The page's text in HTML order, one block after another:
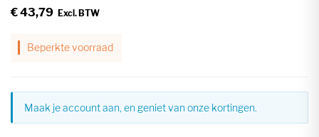
de
gallerij
€ 43,79
Beperkte voorraad
Maak je account aan, en geniet van onze kortingen.